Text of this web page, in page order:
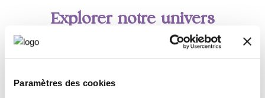
Paramètres des cookies
Explorer notre univers